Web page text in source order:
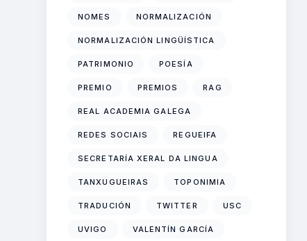
NOMES NORMALIZACIÓN
NORMALIZACIÓN LINGÜÍSTICA
PATRIMONIO POESÍA
PREMIO PREMIOS RAG
REAL ACADEMIA GALEGA
REDES SOCIAIS REGUEIFA
SECRETARÍA XERAL DA LINGUA
TANXUGUEIRAS TOPONIMIA
TRADUCIÓN TWITTER USC
UVIGO VALENTÍN GARCÍA